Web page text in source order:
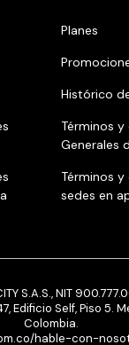
Planes
Histórico
Términos
Generales
Términos
sedes en
S.A.S., NIT
Edificio Self, Piso 5.
Colombia.
hable-con-